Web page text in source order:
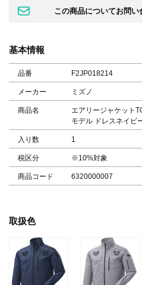
基本情報
品番 F2JP018214
メーカー ミズノ
商品名
エアリージャケット
モデル ドレスネイビ
入り数 1
税区分 ※10%対象
商品コード 6320000007
取扱色